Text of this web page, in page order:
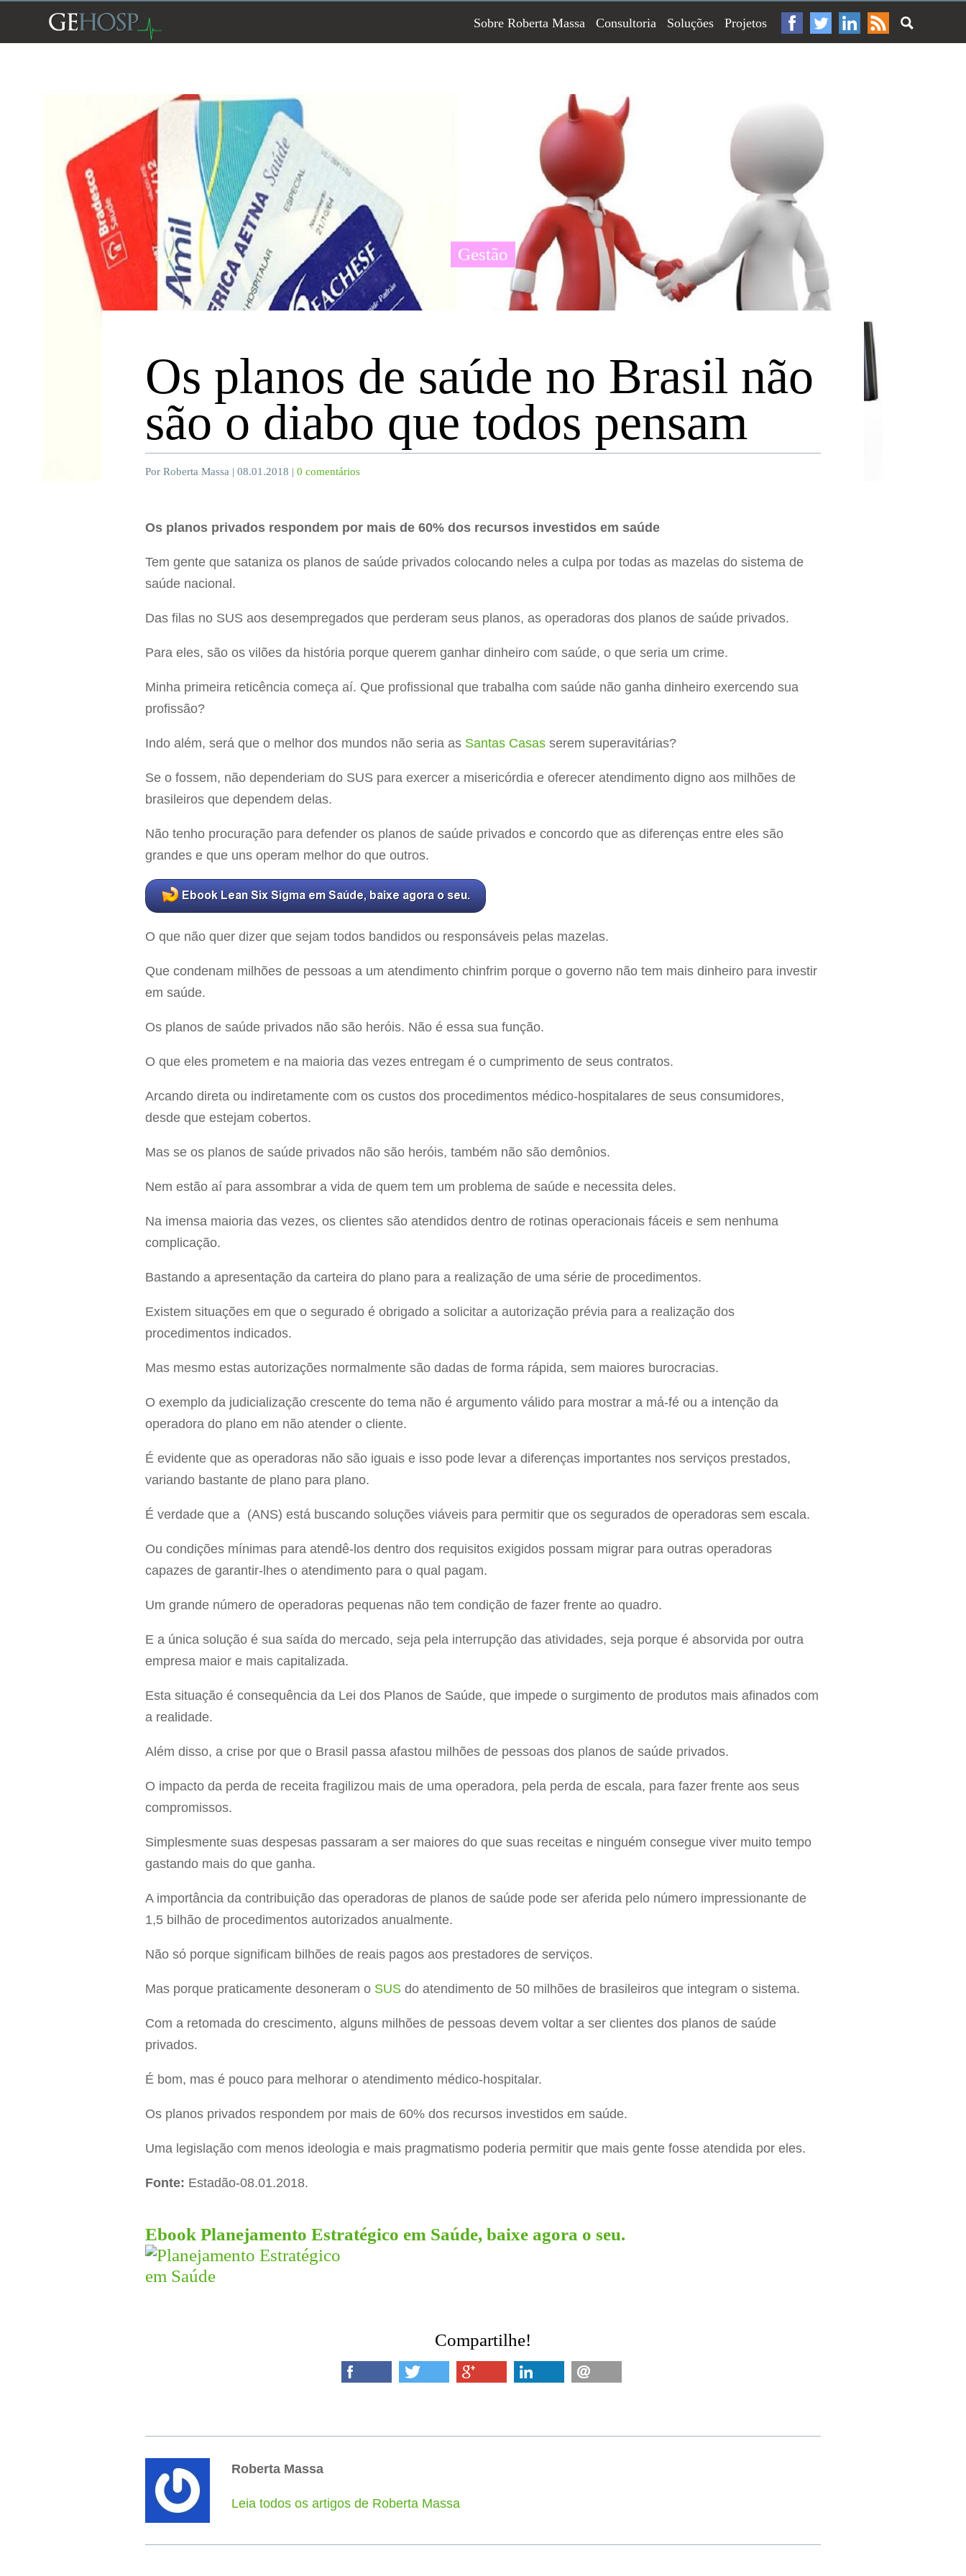
Sobre Roberta Massa Consultoria Soluções Projetos
Gestão
Os planos de saúde no Brasil não
são o diabo que todos pensam
Por Roberta Massa | 08.01.2018 | 0 comentários
Os planos privados respondem por mais de 60% dos recursos investidos em saúde
Tem gente que sataniza os planos de saúde privados colocando neles a culpa por todas as mazelas do sistema de
saúde nacional.
Das filas no SUS aos desempregados que perderam seus planos, as operadoras dos planos de saúde privados.
Para eles, são os vilões da história porque querem ganhar dinheiro com saúde, o que seria um crime.
Minha primeira reticência começa aí. Que profissional que trabalha com saúde não ganha dinheiro exercendo sua
profissão?
Indo além, será que o melhor dos mundos não seria as Santas Casas serem superavitárias?
Se o fossem, não dependeriam do SUS para exercer a misericórdia e oferecer atendimento digno aos milhões de
brasileiros que dependem delas.
Não tenho procuração para defender os planos de saúde privados e concordo que as diferenças entre eles são
grandes e que uns operam melhor do que outros.
O que não quer dizer que sejam todos bandidos ou responsáveis pelas mazelas.
Que condenam milhões de pessoas a um atendimento chinfrim porque o governo não tem mais dinheiro para investir
em saúde.
Os planos de saúde privados não são heróis. Não é essa sua função.
O que eles prometem e na maioria das vezes entregam é o cumprimento de seus contratos.
Arcando direta ou indiretamente com os custos dos procedimentos médico-hospitalares de seus consumidores,
desde que estejam cobertos.
Mas se os planos de saúde privados não são heróis, também não são demônios.
Nem estão aí para assombrar a vida de quem tem um problema de saúde e necessita deles.
Na imensa maioria das vezes, os clientes são atendidos dentro de rotinas operacionais fáceis e sem nenhuma
complicação.
Bastando a apresentação da carteira do plano para a realização de uma série de procedimentos.
Existem situações em que o segurado é obrigado a solicitar a autorização prévia para a realização dos
procedimentos indicados.
Mas mesmo estas autorizações normalmente são dadas de forma rápida, sem maiores burocracias.
O exemplo da judicialização crescente do tema não é argumento válido para mostrar a má-fé ou a intenção da
operadora do plano em não atender o cliente.
É evidente que as operadoras não são iguais e isso pode levar a diferenças importantes nos serviços prestados,
variando bastante de plano para plano.
É verdade que a (ANS) está buscando soluções viáveis para permitir que os segurados de operadoras sem escala.
Ou condições mínimas para atendê-los dentro dos requisitos exigidos possam migrar para outras operadoras
capazes de garantir-lhes o atendimento para o qual pagam.
Um grande número de operadoras pequenas não tem condição de fazer frente ao quadro.
E a única solução é sua saída do mercado, seja pela interrupção das atividades, seja porque é absorvida por outra
empresa maior e mais capitalizada.
Esta situação é consequência da Lei dos Planos de Saúde, que impede o surgimento de produtos mais afinados com
a realidade.
Além disso, a crise por que o Brasil passa afastou milhões de pessoas dos planos de saúde privados.
O impacto da perda de receita fragilizou mais de uma operadora, pela perda de escala, para fazer frente aos seus
compromissos.
Simplesmente suas despesas passaram a ser maiores do que suas receitas e ninguém consegue viver muito tempo
gastando mais do que ganha.
A importância da contribuição das operadoras de planos de saúde pode ser aferida pelo número impressionante de
1,5 bilhão de procedimentos autorizados anualmente.
Não só porque significam bilhões de reais pagos aos prestadores de serviços.
Mas porque praticamente desoneram o SUS do atendimento de 50 milhões de brasileiros que integram o sistema.
Com a retomada do crescimento, alguns milhões de pessoas devem voltar a ser clientes dos planos de saúde
privados.
É bom, mas é pouco para melhorar o atendimento médico-hospitalar.
Os planos privados respondem por mais de 60% dos recursos investidos em saúde.
Uma legislação com menos ideologia e mais pragmatismo poderia permitir que mais gente fosse atendida por eles.
Fonte: Estadão-08.01.2018.
Ebook Planejamento Estratégico em Saúde, baixe agora o seu.
Compartilhe!
Roberta Massa
Leia todos os artigos de Roberta Massa